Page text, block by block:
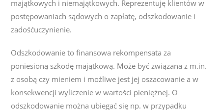
majątkowych i niemajątkowych. Reprezentuję klientów w
postępowaniach sądowych o zapłatę, odszkodowanie i
zadośćuczynienie.
Odszkodowanie to finansowa rekompensata za
poniesioną szkodę majątkową. Może być związana z m.in.
z osobą czy mieniem i możliwe jest jej oszacowanie a w
konsekwencji wyliczenie w wartości pieniężnej. O
odszkodowanie można ubiegać się np. w przypadku